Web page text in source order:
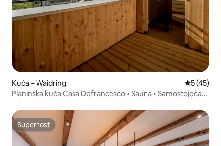
Kuća – Waidring Prosječna
5 (45)
Planinska kuća Casa Defrancesco • Sauna • Samostojeća
Superhost
Superhost